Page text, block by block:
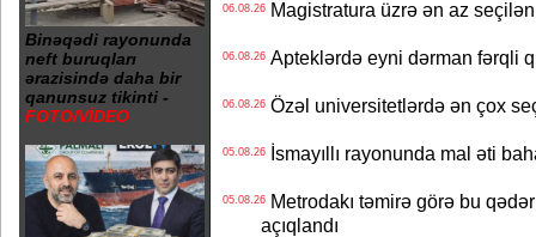
Binəqədi rayonunda
neft buruqları
ərazisində daha bir
qanunsuz tikinti -
FOTO/VİDEO
06.08.26Magistratura üzrə ən az
06.08.26Apteklərdə eyni dərman fərqli
06.08.26Özəl universitetlərdə ən çox
05.08.26İsmayıllı rayonunda mal əti
05.08.26Metrodakı təmirə görə bu
açıqlandı